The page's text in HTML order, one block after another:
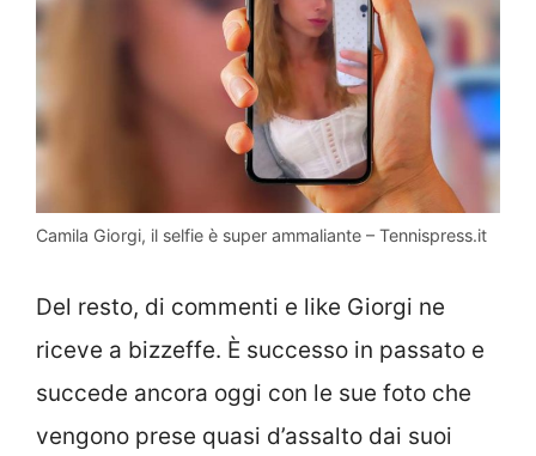
Camila Giorgi, il selfie è super ammaliante – Tennispress.it
Del resto, di commenti e like Giorgi ne
riceve a bizzeffe. È successo in passato e
succede ancora oggi con le sue foto che
vengono prese quasi d’assalto dai suoi